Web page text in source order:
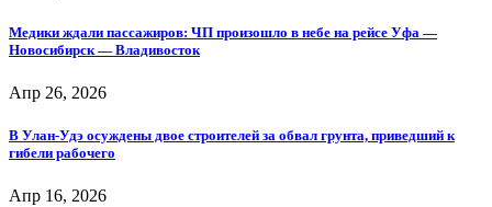
Медики ждали пассажиров: ЧП произошло в небе на рейсе Уфа —
Новосибирск — Владивосток
Апр 26, 2026
В Улан-Удэ осуждены двое строителей за обвал грунта, приведший к
гибели рабочего
Апр 16, 2026